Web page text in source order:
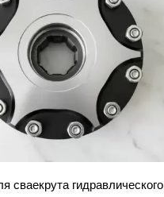
сваекрута гидравлического